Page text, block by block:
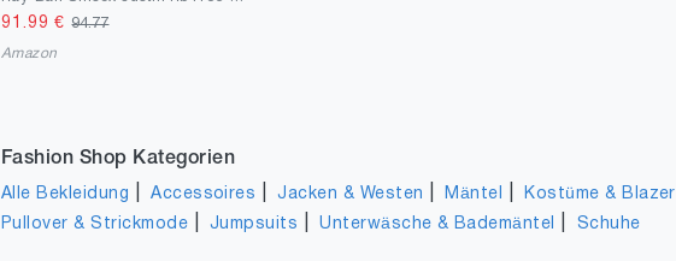
91.99 €94.77
Amazon
Fashion Shop Kategorien
Alle Bekleidung |Accessoires |Jacken & Westen Mäntel Kostüme & Blazer
Pullover & Strickmode |Jumpsuits |Unterwäsche & Bademäntel Schuhe